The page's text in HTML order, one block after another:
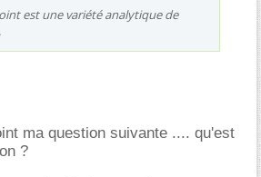
est une variété analytique de
ma question suivante .... qu'est
?